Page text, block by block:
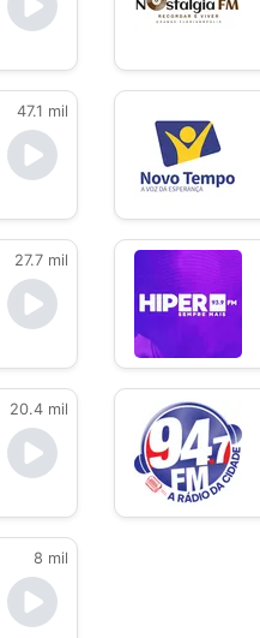
47.1 mil
27.7 mil
20.4 mil
8 mil